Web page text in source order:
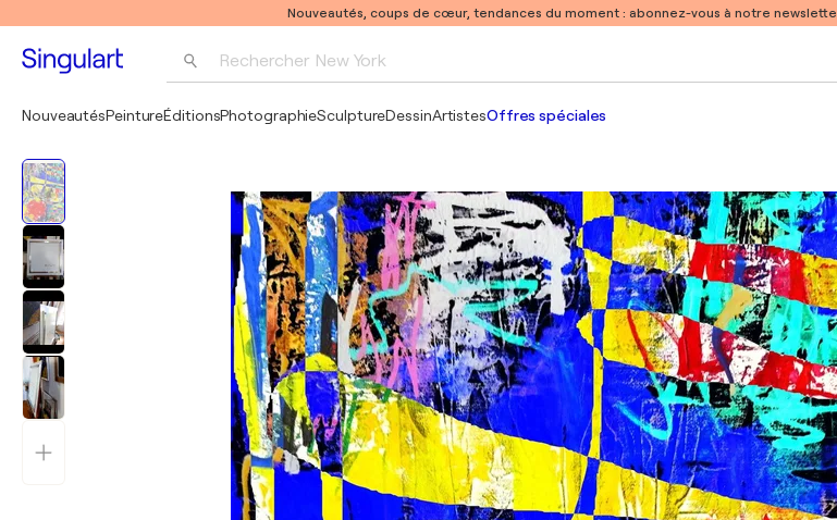
Nouveautés, coups de cœur, tendances du moment : abonnez-vous à notre
Rechercher New York
Pablo Picasso
NouveautésPeintureÉditionsPhotographieSculptureDessinArtistesOffres spéciales